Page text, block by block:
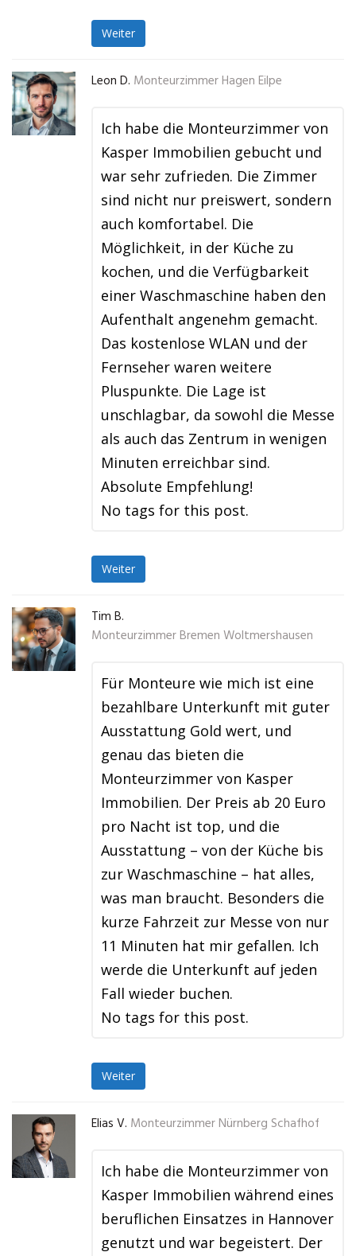
Weiter
Leon D. Monteurzimmer Hagen Eilpe
Ich habe die Monteurzimmer von
Kasper Immobilien gebucht und
war sehr zufrieden. Die Zimmer
sind nicht nur preiswert, sondern
auch komfortabel. Die
Möglichkeit, in der Küche zu
kochen, und die Verfügbarkeit
einer Waschmaschine haben den
Aufenthalt angenehm gemacht.
Das kostenlose WLAN und der
Fernseher waren weitere
Pluspunkte. Die Lage ist
unschlagbar, da sowohl die Messe
als auch das Zentrum in wenigen
Minuten erreichbar sind.
Absolute Empfehlung!
No tags for this post.
Weiter
Tim B.
Monteurzimmer Bremen Woltmershausen
Für Monteure wie mich ist eine
bezahlbare Unterkunft mit guter
Ausstattung Gold wert, und
genau das bieten die
Monteurzimmer von Kasper
Immobilien. Der Preis ab 20 Euro
pro Nacht ist top, und die
Ausstattung – von der Küche bis
zur Waschmaschine – hat alles,
was man braucht. Besonders die
kurze Fahrzeit zur Messe von nur
11 Minuten hat mir gefallen. Ich
werde die Unterkunft auf jeden
Fall wieder buchen.
No tags for this post.
Weiter
Elias V. Monteurzimmer Nürnberg Schafhof
Ich habe die Monteurzimmer von
Kasper Immobilien während eines
beruflichen Einsatzes in Hannover
genutzt und war begeistert. Der